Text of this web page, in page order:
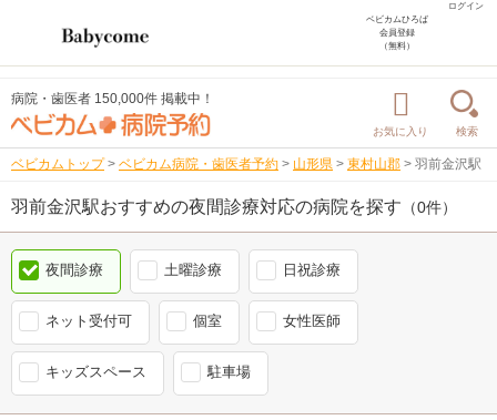
ログイン
ベビカムひろば
会員登録
（無料）
病院・歯医者 150,000件 掲載中！
お気に入り 検索
ベビカムトップ > ベビカム病院・歯医者予約 > 山形県 > 東村山郡 > 羽前金沢駅
羽前金沢駅おすすめの夜間診療対応の病院を探す （0件）
夜間診療 土曜診療 日祝診療
ネット受付可 個室 女性医師
キッズスペース 駐車場